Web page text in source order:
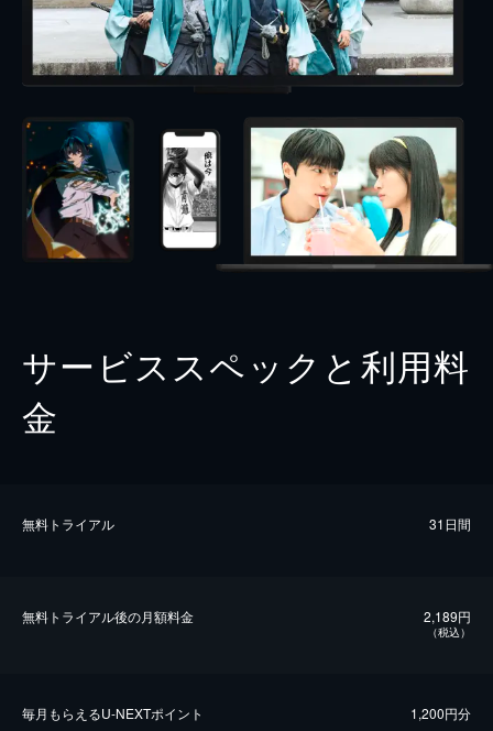
サービススペックと利用料
金
無料トライアル 31日間
無料トライアル後の⽉額料金 2,189円
（税込）
毎⽉もらえるU-NEXTポイント 1,200円分